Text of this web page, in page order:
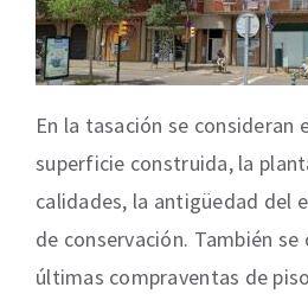
En la tasación se consideran
superficie construida, la
calidades, la antigüedad del
de conservación. También se
últimas compraventas de